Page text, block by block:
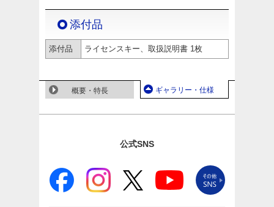
添付品
添付品 ライセンスキー、取扱説明書 1枚
概要・特長 ギャラリー・仕様
公式SNS